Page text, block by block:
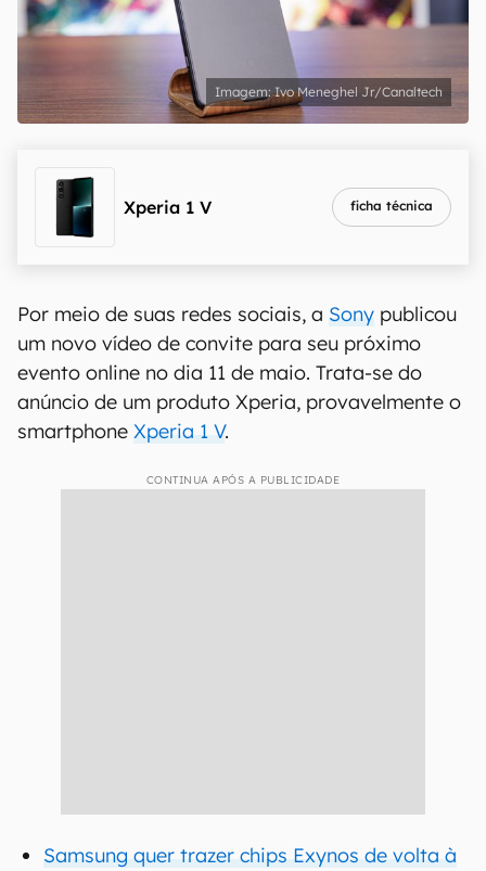
Ivo Meneghel Jr/Canaltech
Xperia 1 V ficha técnica
Por meio de suas redes sociais, a Sony publicou
um novo vídeo de convite para seu próximo
evento online no dia 11 de maio. Trata-se do
anúncio de um produto Xperia, provavelmente o
smartphone Xperia 1 V.
CONTINUA APÓS A PUBLICIDADE
Samsung quer trazer chips Exynos de volta à